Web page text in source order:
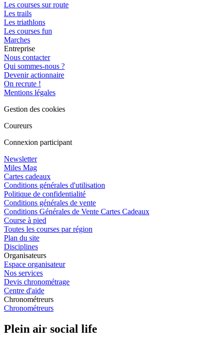
Les courses sur route
Les trails
Les triathlons
Les courses fun
Marches
Entreprise
Nous contacter
Qui sommes-nous ?
Devenir actionnaire
On recrute !
Mentions légales
Gestion des cookies
Coureurs
Connexion participant
Newsletter
Miles Mag
Cartes cadeaux
Conditions générales d'utilisation
Politique de confidentialité
Conditions générales de vente
Conditions Générales de Vente Cartes Cadeaux
Course à pied
Toutes les courses par région
Plan du site
Disciplines
Organisateurs
Espace organisateur
Nos services
Devis chronométrage
Centre d'aide
Chronométreurs
Chronométreurs
Plein air social life